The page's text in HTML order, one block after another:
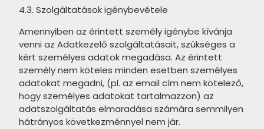
termékcsalád
DOMINO Dover termékcsalád
DOMINO Tibi termékcsalád
DOMINO Tempre Grey
termékcsalád
MAINZU Vintage termékcsalád
MAINZU Infusion termékcsalád
MAINZU Onix termékcsalád
MAINZU Normandy termékcsalád
MAINZU Bottega termékcsalád
MAINZU Trinity termékcsalád
4.3. Szolgáltatások igénybevétele
Amennyiben az érintett személy igénybe kívánja
venni az Adatkezelő szolgáltatásait, szükséges a
kért személyes adatok megadása. Az érintett
személy nem köteles minden esetben személyes
adatokat megadni, (pl. az email cím nem kötelező,
hogy személyes adatokat tartalmazzon) az
adatszolgáltatás elmaradása számára semmilyen
hátrányos következménnyel nem jár.